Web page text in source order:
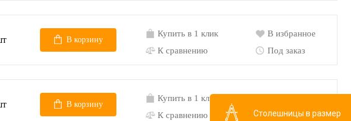
В корзину
Купить в 1 клик
К сравнению
В избранное
Под заказ
В корзину
Купить в 1 клик
К сравнению
Под заказ
Столешницы в размер